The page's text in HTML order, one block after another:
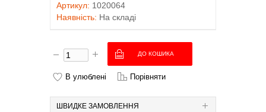
Артикул: 1020064
Наявність: На складі
В улюблені Порівняти
ШВИДКЕ ЗАМОВЛЕННЯ